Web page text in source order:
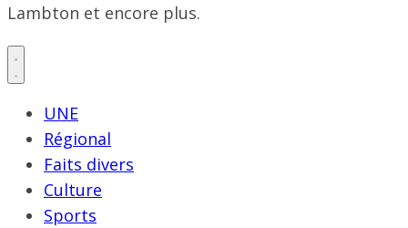
Lambton et encore plus.
UNE
Régional
Faits divers
Culture
Sports